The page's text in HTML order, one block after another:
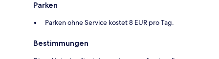
Parken
Parken ohne Service kostet 8 EUR pro Tag.
Bestimmungen